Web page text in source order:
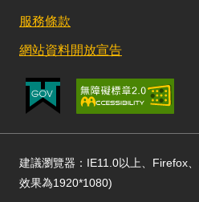
服務條款
網站資料開放宣告
建議瀏覽器：IE11.0以上、Firefox
效果為1920*1080)